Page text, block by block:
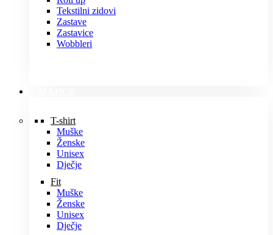
Tekstilni zidovi
Zastave
Zastavice
Wobbleri
T-shirt
Muške
Ženske
Unisex
Dječje
Fit
Muške
Ženske
Unisex
Dječje